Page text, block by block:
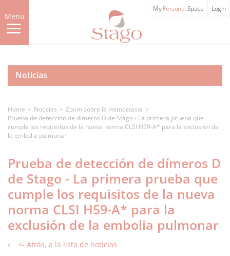
to
main
content
Menu
MyPersonal Space Login
Noticias
Home Noticias
Zoom sobre la Hemostasia
Prueba de detección de dímeros D de Stago - La primera prueba que
cumple los requisitos de la nueva norma CLSI H59-A* para la exclusión de
la embolia pulmonar
Prueba de detección de dímeros D
de Stago - La primera prueba que
cumple los requisitos de la nueva
norma CLSI H59-A* para la
exclusión de la embolia pulmonar
<- Atrás, a la lista de noticias